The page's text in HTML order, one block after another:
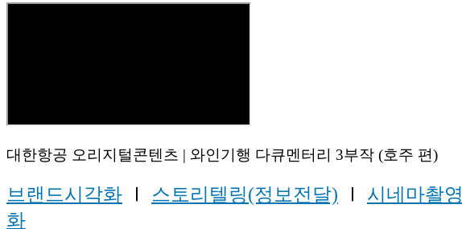
대한항공 오리지털콘텐츠 | 와인기행 다큐멘터리 3부작 (호주 편)
브랜드시각화 Ⅰ 스토리텔링(정보전달) Ⅰ 시네마촬영
화